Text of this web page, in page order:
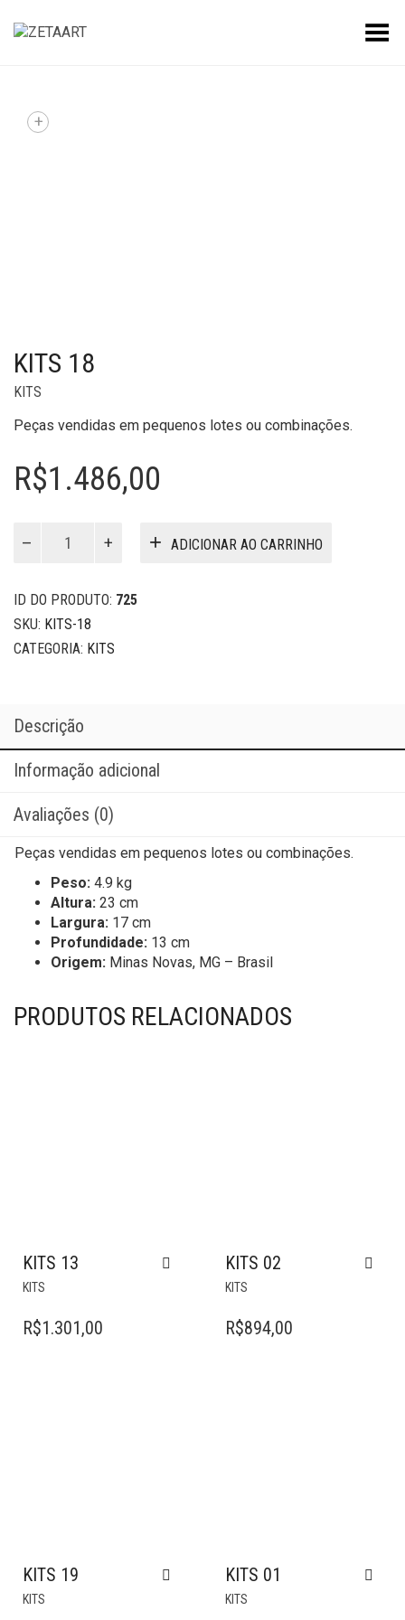
Alternar Menu
+
KITS 18
KITS
Peças vendidas em pequenos lotes ou combinações.
R$1.486,00
ADICIONAR AO CARRINHO
ID DO PRODUTO: 725
SKU: KITS-18
CATEGORIA: KITS
Descrição
Informação adicional
Avaliações (0)
Peças vendidas em pequenos lotes ou combinações.
Peso: 4.9 kg
Altura: 23 cm
Largura: 17 cm
Profundidade: 13 cm
Origem: Minas Novas, MG – Brasil
PRODUTOS RELACIONADOS
KITS 13
KITS
R$1.301,00
KITS 02
KITS
R$894,00
KITS 19
KITS
KITS 01
KITS